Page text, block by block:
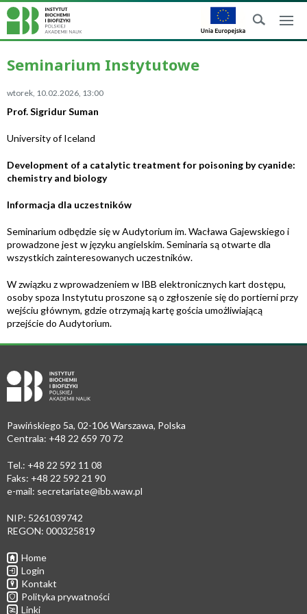
Seminarium Instytutowe
wtorek, 10.02.2026, 13:00
Prof. Sigridur Suman
University of Iceland
Development of a catalytic treatment for poisoning by cyanide:
chemistry and biology
Informacja dla uczestników
Seminarium odbędzie się w Audytorium im. Wacława Gajewskiego i
prowadzone jest w języku angielskim. Seminaria są otwarte dla
wszystkich zainteresowanych uczestników.
W związku z wprowadzeniem w IBB elektronicznych kart dostępu,
osoby spoza Instytutu proszone są o zgłoszenie się do portierni przy
wejściu głównym, gdzie otrzymają kartę gościa umożliwiającą
przejście do Audytorium.
Pawińskiego 5a, 02-106 Warszawa, Polska
Centrala: +48 22 659 70 72
Tel.: +48 22 592 11 08
Faks: +48 22 592 21 90
e-mail: secretariate@ibb.waw.pl
NIP: 5261039742
REGON: 000325819
Home
Login
Kontakt
Polityka prywatności
Linki